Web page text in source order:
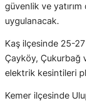
güvenlik ve yatırım
uygulanacak.
Kaş ilçesinde 25-
Çayköy, Çukurbağ
elektrik kesintileri
Kemer ilçesinde